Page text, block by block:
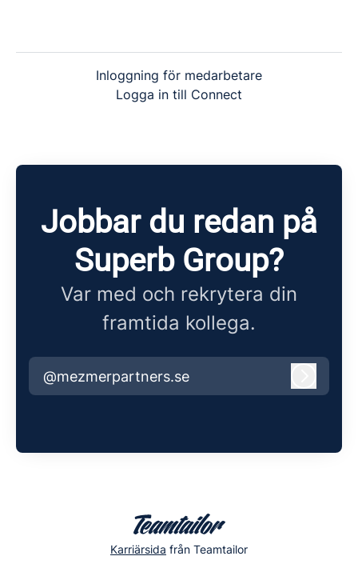
Inloggning för medarbetare
Logga in till Connect
Jobbar du redan på
Superb Group?
Var med och rekrytera din
framtida kollega.
@mezmerpartners.se
Karriärsida från Teamtailor